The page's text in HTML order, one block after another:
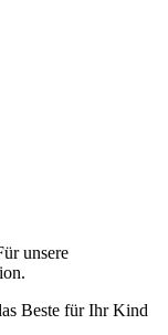
unsere
Beste für Ihr Kind